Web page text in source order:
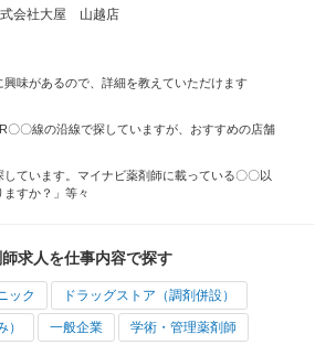
会社大屋 山越店
興味があるので、詳細を教えていただけます
〇〇線の沿線で探していますが、おすすめの店舗
しています。マイナビ薬剤師に載っている〇〇以
すか？」等々
求人を仕事内容で探す
ック ドラッグストア（調剤併設）
一般企業 学術・管理薬剤師